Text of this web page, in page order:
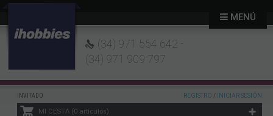
(34) 971 554 642 -
(34) 971 909 797
INVITADO REGISTRO / INICIAR SESIÓN
MI CESTA 0artículos
MENÚ